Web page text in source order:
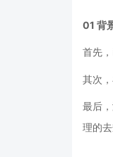
01 背
首先
其次
最后
理的